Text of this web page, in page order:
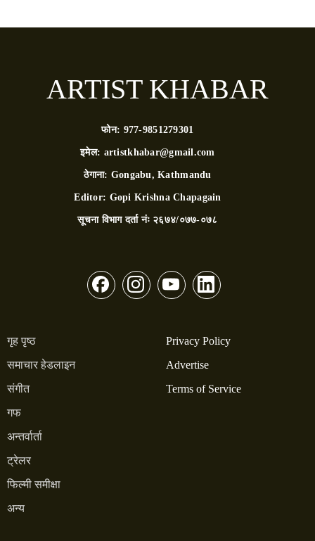
ARTIST KHABAR
फोन: 977-9851279301
इमेल: artistkhabar@gmail.com
ठेगाना: Gongabu, Kathmandu
Editor: Gopi Krishna Chapagain
सूचना विभाग दर्ता नंः २६७४/०७७-०७८
गृह पृष्ठ
समाचार हेडलाइन
संगीत
गफ
अन्तर्वार्ता
ट्रेलर
फिल्मी समीक्षा
अन्य
Privacy Policy
Advertise
Terms of Service